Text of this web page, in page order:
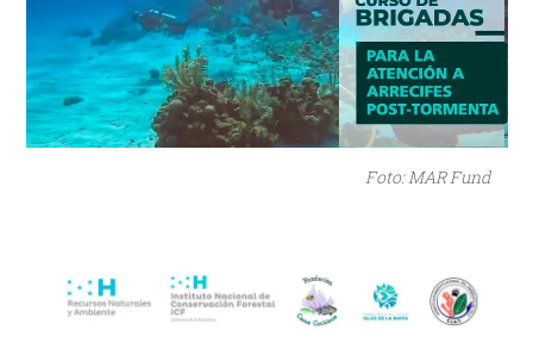
Foto: MAR Fund